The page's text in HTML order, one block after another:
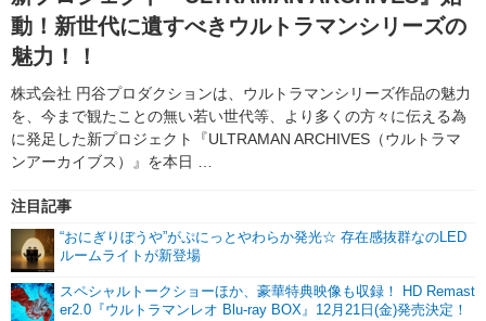
グッズ イベント
舞台 新帝スタ
ラキりす
番組・動画一覧 ラジオ
連載・ブログ
編集部ブログ・お知らせ
動！新世代に遺すべきウルトラマンシリーズの
魅力！！
株式会社 円谷プロダクションは、ウルトラマンシリーズ作品の魅力
を、今まで観たことの無い若い世代等、より多くの方々に伝える為
に発足した新プロジェクト『ULTRAMAN ARCHIVES（ウルトラマ
ンアーカイブス）』を本日 …
注目記事
“おにぎりぼうや”がぷにっとやわらか発光☆ 存在感抜群なのLED
ルームライトが新登場
スペシャルトークショーほか、豪華特典映像も収録！ HD Remast
er2.0『ウルトラマンレオ Blu-ray BOX』12月21日(金)発売決定！